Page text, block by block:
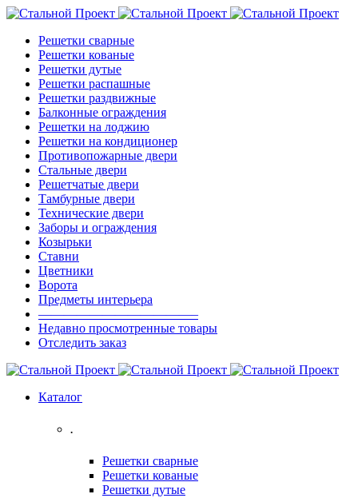
Решетки сварные
Решетки кованые
Решетки дутые
Решетки распашные
Решетки раздвижные
Балконные ограждения
Решетки на лоджию
Решетки на кондиционер
Противопожарные двери
Стальные двери
Решетчатые двери
Тамбурные двери
Технические двери
Заборы и ограждения
Козырьки
Ставни
Цветники
Ворота
Предметы интерьера
————————————–
Недавно просмотренные товары
Отследить заказ
Каталог
.
Решетки сварные
Решетки кованые
Решетки дутые